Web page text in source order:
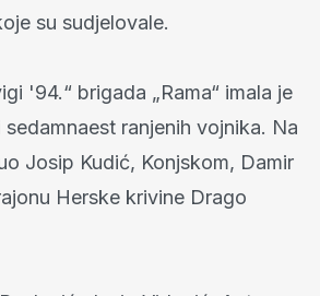
su sudjelovale.
'94.“ brigada „Rama“ imala je
ranjenih vojnika. Na
Josip Kudić, Konjskom, Damir
Herske krivine Drago